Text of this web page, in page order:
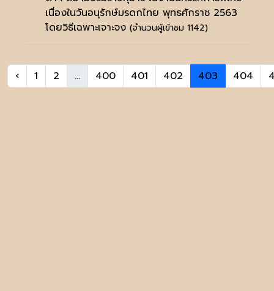
เนื่องในวันอนุรักษ์มรดกไทย พุทธศักราช 2563
โดยวิธีเฉพาะเจาะจง (จำนวนผู้เข้าชม 1142)
‹ 1 2 ... 400 401 402 403 404